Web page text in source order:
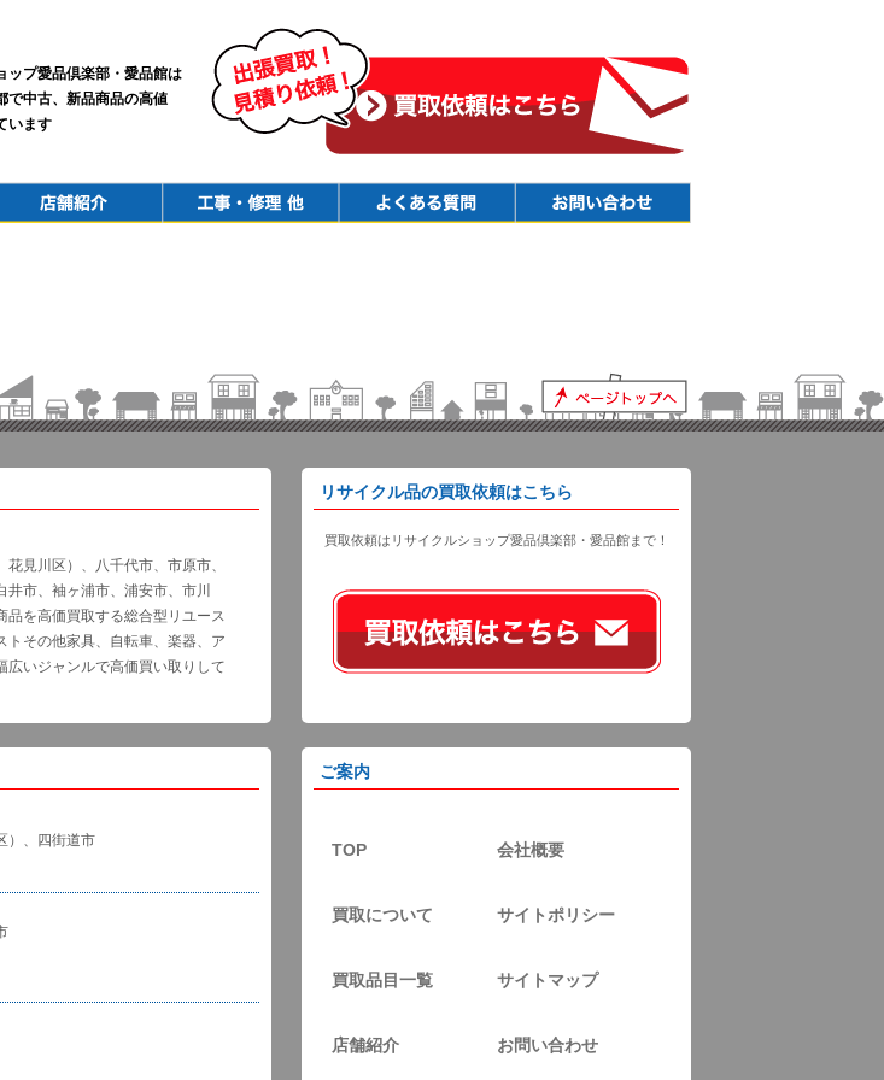
ップ愛品倶楽部・愛品館は
で中古、新品商品の高値
います
見川区）、八千代市、市原市、
市、袖ヶ浦市、浦安市、市川
品を高価買取する総合型リユース
トその他家具、自転車、楽器、ア
広いジャンルで高価買い取りして
リサイクル品の買取依頼はこちら
買取依頼はリサイクルショップ愛品倶楽部・愛品館まで！
）、四街道市
ご案内
TOP 会社概要
買取について サイトポリシー
買取品目一覧 サイトマップ
店舗紹介 お問い合わせ